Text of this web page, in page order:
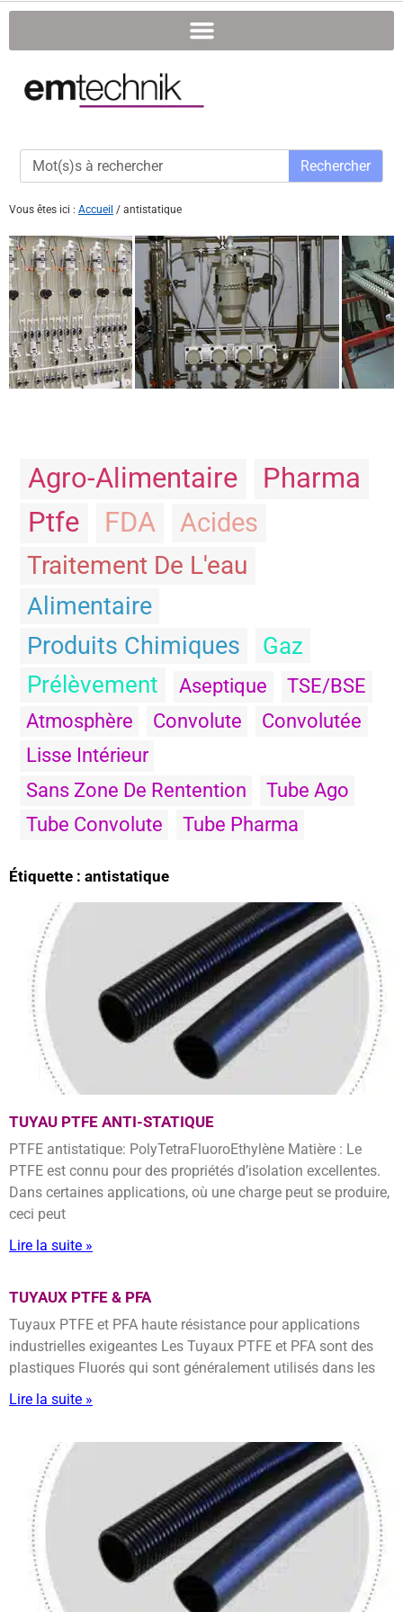
Rechercher
Vous êtes ici : Accueil / antistatique
Agro-Alimentaire
Pharma
Ptfe
FDA Acides
Traitement De L'eau
Alimentaire
Produits Chimiques
Gaz
Prélèvement
Aseptique
TSE/BSE
Atmosphère
Convolute
Convolutée
Lisse Intérieur
Sans Zone De Rentention
Tube Ago
Tube Convolute
Tube Pharma
Étiquette : antistatique
TUYAU PTFE ANTI-STATIQUE
PTFE antistatique: PolyTetraFluoroEthylène Matière : Le
PTFE est connu pour des propriétés d’isolation excellentes.
Dans certaines applications, où une charge peut se produire,
ceci peut
Lire la suite »
TUYAUX PTFE & PFA
Tuyaux PTFE et PFA haute résistance pour applications
industrielles exigeantes Les Tuyaux PTFE et PFA sont des
plastiques Fluorés qui sont généralement utilisés dans les
Lire la suite »